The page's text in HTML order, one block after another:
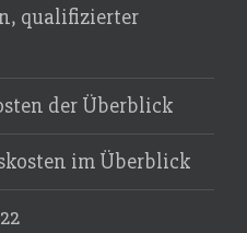
qualifizierter
der Überblick
im Überblick